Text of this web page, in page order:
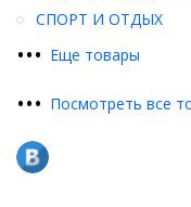
••• Еще товары
СПОРТ И ОТДЫХ
••• Посмотреть все